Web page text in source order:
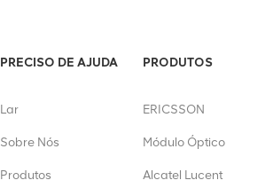
PRECISO DE AJUDA
Lar
Sobre Nós
Produtos
PRODUTOS
ERICSSON
Módulo Óptico
Alcatel Lucent